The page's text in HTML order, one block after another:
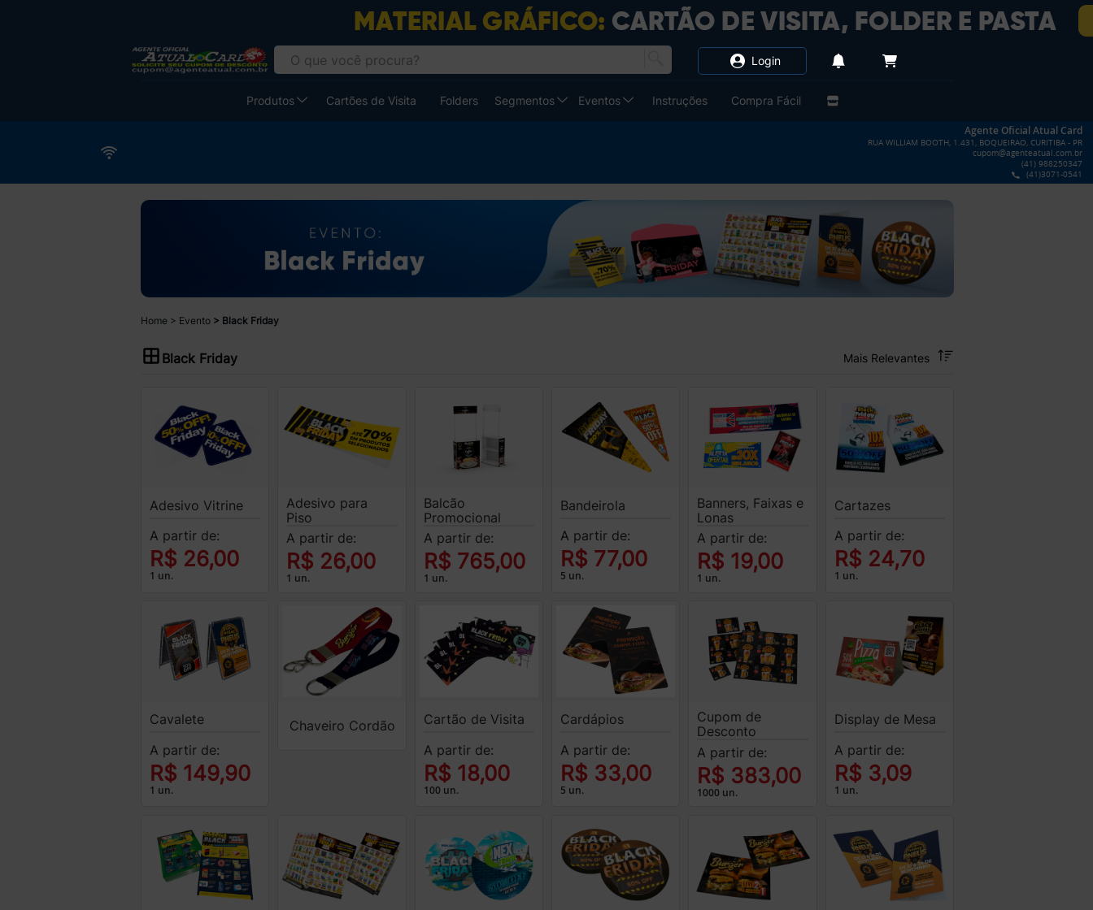
Produtos Cartões de Visita Folders Segmentos Eventos Instruções Compra Fácil
Login
Agente Oficial Atual Card
RUA WILLIAM BOOTH, 1.431, BOQUEIRAO, CURITIBA - PR
cupom@agenteatual.com.br
(41) 988250347
(41)3071-0541
Home Evento Black Friday
Black Friday
Adesivo Vitrine
A partir de:
R$ 26,00
1 un.
Adesivo para
Piso
A partir de:
R$ 26,00
1 un.
Balcão
Promocional
A partir de:
R$ 765,00
1 un.
Bandeirola
A partir de:
R$ 77,00
5 un.
Banners, Faixas e
Lonas
A partir de:
R$ 19,00
1 un.
Cartazes
A partir de:
R$ 24,70
1 un.
Cavalete
A partir de:
R$ 149,90
1 un.
Chaveiro Cordão
Cartão de Visita
A partir de:
R$ 18,00
100 un.
Cardápios
A partir de:
R$ 33,00
5 un.
Cupom de
Desconto
A partir de:
R$ 383,00
1000 un.
Display de Mesa
A partir de:
R$ 3,09
1 un.